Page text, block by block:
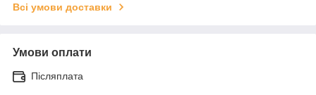
Всі умови доставки
Умови оплати
Післяплата